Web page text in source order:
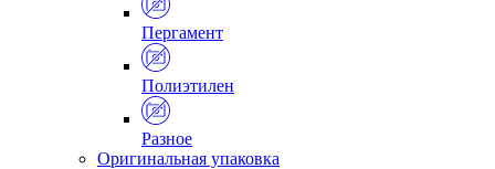
Пергамент
Полиэтилен
Разное
Оригинальная упаковка